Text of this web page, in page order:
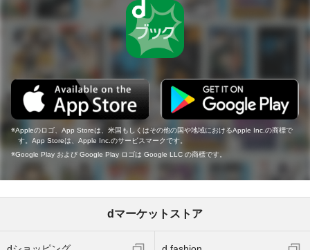
Appleのロゴ、App Storeは、米国もしくはその他の国や地域におけるApple Inc.の商標で
す。App Storeは、Apple Inc.のサービスマークです。
Google Play および Google Play ロゴは Google LLC の商標です。
dマーケットストア